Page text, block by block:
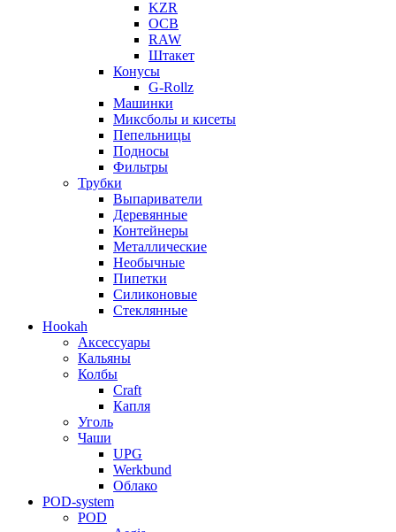
KZR
OCB
RAW
Штакет
Конусы
G-Rollz
Машинки
Миксболы и кисеты
Пепельницы
Подносы
Фильтры
Трубки
Выпариватели
Деревянные
Контейнеры
Металлические
Необычные
Пипетки
Силиконовые
Стеклянные
Hookah
Аксессуары
Кальяны
Колбы
Craft
Капля
Уголь
Чаши
UPG
Werkbund
Облако
POD-system
POD